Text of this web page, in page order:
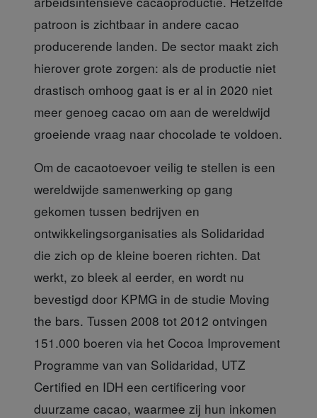
patroon is zichtbaar in andere cacao
producerende landen. De sector maakt zich
hierover grote zorgen: als de productie niet
drastisch omhoog gaat is er al in 2020 niet
meer genoeg cacao om aan de wereldwijd
groeiende vraag naar chocolade te voldoen.
Om de cacaotoevoer veilig te stellen is een
wereldwijde samenwerking op gang
gekomen tussen bedrijven en
ontwikkelingsorganisaties als Solidaridad
die zich op de kleine boeren richten. Dat
werkt, zo bleek al eerder, en wordt nu
bevestigd door KPMG in de studie Moving
the bars. Tussen 2008 tot 2012 ontvingen
151.000 boeren via het Cocoa Improvement
Programme van van Solidaridad, UTZ
Certified en IDH een certificering voor
duurzame cacao, waarmee zij hun inkomen